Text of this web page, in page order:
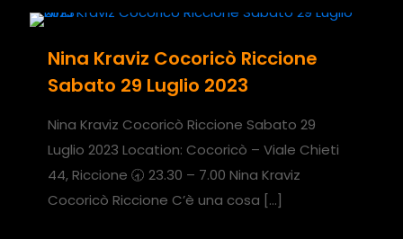
Nina Kraviz Cocoricò Riccione
Sabato 29 Luglio 2023
Nina Kraviz Cocoricò Riccione Sabato 29
Luglio 2023 Location: Cocoricò – Viale Chieti
44, Riccione 🕣 23.30 – 7.00 Nina Kraviz
Cocoricò Riccione C’è una cosa […]